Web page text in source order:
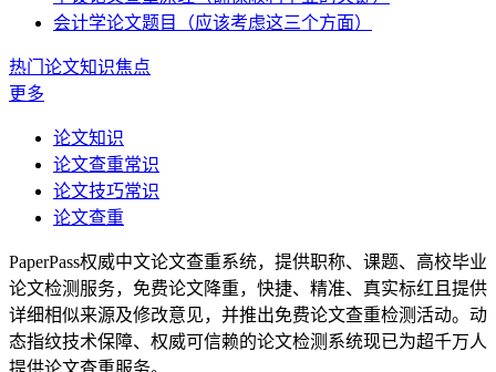
会计学论文题目（应该考虑这三个方面）
热门论文知识焦点
更多
论文知识
论文查重常识
论文技巧常识
论文查重
PaperPass权威中文论文查重系统，提供职称、课题、高校毕业
论文检测服务，免费论文降重，快捷、精准、真实标红且提供
详细相似来源及修改意见，并推出免费论文查重检测活动。动
态指纹技术保障、权威可信赖的论文检测系统现已为超千万人